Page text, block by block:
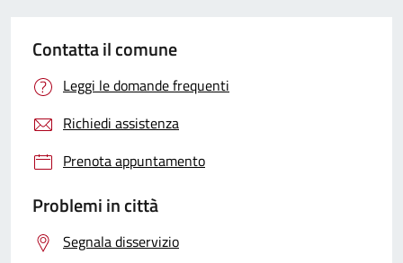
Contatta il comune
Leggi le domande frequenti
Richiedi assistenza
Prenota appuntamento
Problemi in città
Segnala disservizio